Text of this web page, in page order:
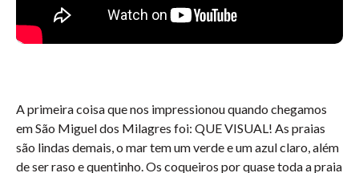
A primeira coisa que nos impressionou quando chegamos
em São Miguel dos Milagres foi: QUE VISUAL! As praias
são lindas demais, o mar tem um verde e um azul claro, além
de ser raso e quentinho. Os coqueiros por quase toda a praia